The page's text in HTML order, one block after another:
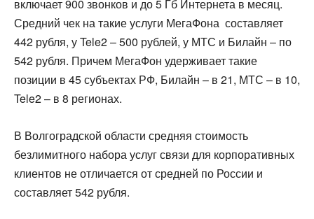
включает 900 звонков и до 5 Гб Интернета в месяц.
Средний чек на такие услуги МегаФона составляет
442 рубля, у Tele2 – 500 рублей, у МТС и Билайн – по
542 рубля. Причем МегаФон удерживает такие
позиции в 45 субъектах РФ, Билайн – в 21, МТС – в 10,
Tele2 – в 8 регионах.
В Волгоградской области средняя стоимость
безлимитного набора услуг связи для корпоративных
клиентов не отличается от средней по России и
составляет 542 рубля.